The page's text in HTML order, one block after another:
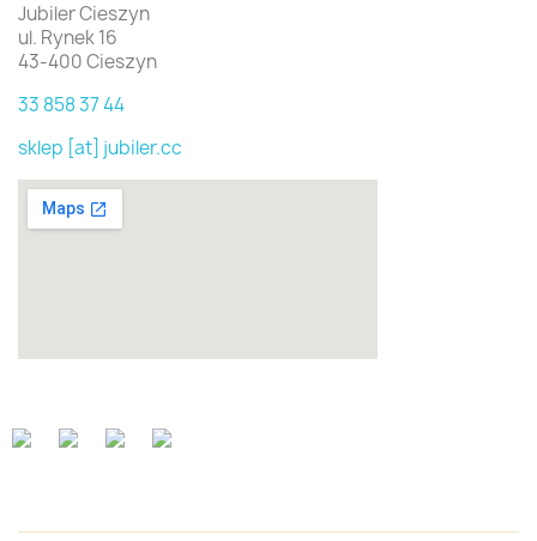
Jubiler Cieszyn
ul. Rynek 16
43-400 Cieszyn
33 858 37 44
sklep [at] jubiler.cc